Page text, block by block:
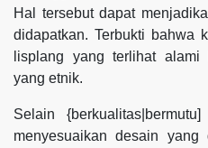
Hal tersebut dapat
didapatkan. Terbukti bahwa
lisplang yang terlihat alami
yang etnik.
Selain
menyesuaikan desain yang